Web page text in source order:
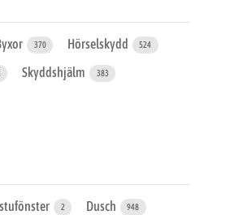
370 Hörselskydd 524
Skyddshjälm 383
2 Dusch 948